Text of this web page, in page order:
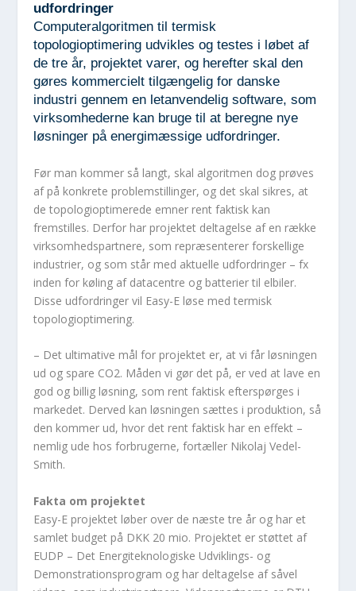
udfordringer
Computeralgoritmen til termisk
topologioptimering udvikles og testes i løbet af
de tre år, projektet varer, og herefter skal den
gøres kommercielt tilgængelig for danske
industri gennem en letanvendelig software, som
virksomhederne kan bruge til at beregne nye
løsninger på energimæssige udfordringer.
Før man kommer så langt, skal algoritmen dog prøves
af på konkrete problemstillinger, og det skal sikres, at
de topologioptimerede emner rent faktisk kan
fremstilles. Derfor har projektet deltagelse af en række
virksomhedspartnere, som repræsenterer forskellige
industrier, og som står med aktuelle udfordringer – fx
inden for køling af datacentre og batterier til elbiler.
Disse udfordringer vil Easy-E løse med termisk
topologioptimering.
– Det ultimative mål for projektet er, at vi får løsningen
ud og spare CO2. Måden vi gør det på, er ved at lave en
god og billig løsning, som rent faktisk efterspørges i
markedet. Derved kan løsningen sættes i produktion, så
den kommer ud, hvor det rent faktisk har en effekt –
nemlig ude hos forbrugerne, fortæller Nikolaj Vedel-
Smith.
Fakta om projektet
Easy-E projektet løber over de næste tre år og har et
samlet budget på DKK 20 mio. Projektet er støttet af
EUDP – Det Energiteknologiske Udviklings- og
Demonstrationsprogram og har deltagelse af såvel